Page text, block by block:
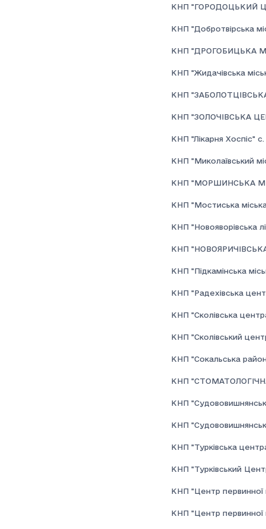
КНП "ГОРОДОЦЬКИЙ
КНП "Добротвірська
КНП "ДРОГОБИЦЬКА
КНП "Жидачівська
КНП
КНП "ЗОЛОЧІВСЬКА
КНП "Лікарня Хоспіс" с.
КНП "Миколаївський
КНП "МОРШИНСЬКА
КНП "Мостиська
КНП "Новояворівська
КНП
КНП "Підкамінська
КНП "Радехівська
КНП "Сколівська
КНП "Сколівський
КНП "Сокальська
КНП
КНП "Судововишнянська
КНП
КНП "Турківська
КНП "Турківський
КНП "Центр первинної
КНП "Центр первинної